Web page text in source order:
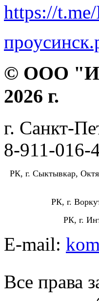
https://
© ООО
2026 г.
г. Санкт-
8-911-016-
РК, г. Сыктывкар,
РК, г.
РК, г.
E-mail:
Все права